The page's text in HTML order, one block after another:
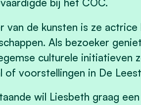
van de kunsten is ze
Als bezoeker
culturele initiatieven
of voorstellingen in De
wil Liesbeth graag